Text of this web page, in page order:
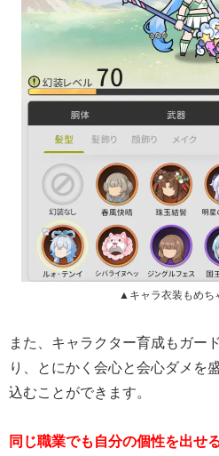
▲キャラ衣装もめち
また、キャラクター育成もガー
り、とにかく会心と会心ダメを
込むことができます。
同じ職業でも自分の個性を出せ